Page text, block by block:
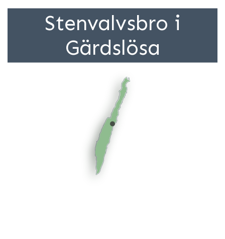
Stenvalvsbro i
Gärdslösa